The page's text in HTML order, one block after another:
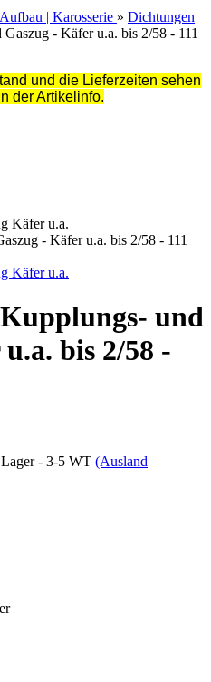
Aufbau | Karosserie » Dichtungen
- Käfer u.a. bis 2/58 - 111
und die Lieferzeiten sehen
der Artikelinfo.
- Käfer u.a. bis 2/58 - 111
und
bis 2/58 -
- 3-5 WT (Ausland